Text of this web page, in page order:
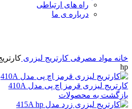
راه های ارتباطی
درباره ی ما
خانه مواد مصرفی کارتریج لیزری
hp
کارتریج لیزری قرمز اچ پی مدل 410A
بازگشت به محصولات